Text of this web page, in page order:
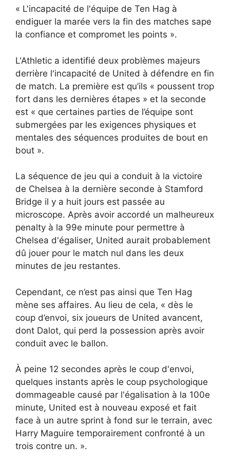
« L'incapacité de l'équipe de Ten Hag à
endiguer la marée vers la fin des matches sape
la confiance et compromet les points ».
L'Athletic a identifié deux problèmes majeurs
derrière l'incapacité de United à défendre en fin
de match. La première est qu’ils « poussent trop
fort dans les dernières étapes » et la seconde
est « que certaines parties de l’équipe sont
submergées par les exigences physiques et
mentales des séquences produites de bout en
bout ».
La séquence de jeu qui a conduit à la victoire
de Chelsea à la dernière seconde à Stamford
Bridge il y a huit jours est passée au
microscope. Après avoir accordé un malheureux
penalty à la 99e minute pour permettre à
Chelsea d'égaliser, United aurait probablement
dû jouer pour le match nul dans les deux
minutes de jeu restantes.
Cependant, ce n’est pas ainsi que Ten Hag
mène ses affaires. Au lieu de cela, « dès le
coup d’envoi, six joueurs de United avancent,
dont Dalot, qui perd la possession après avoir
conduit avec le ballon.
À peine 12 secondes après le coup d'envoi,
quelques instants après le coup psychologique
dommageable causé par l'égalisation à la 100e
minute, United est à nouveau exposé et fait
face à un autre sprint à fond sur le terrain, avec
Harry Maguire temporairement confronté à un
trois contre un. ».